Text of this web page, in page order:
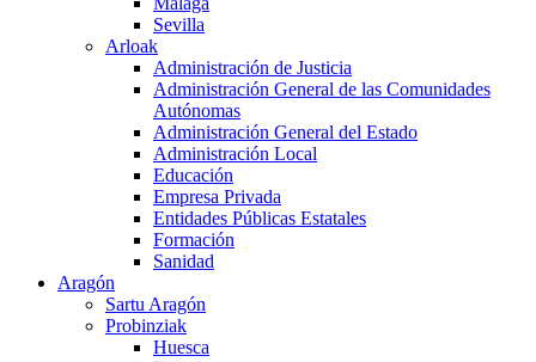
Sevilla
Arloak
Administración de Justicia
Administración General de las Comunidades
Autónomas
Administración General del Estado
Administración Local
Educación
Empresa Privada
Entidades Públicas Estatales
Formación
Sanidad
Aragón
Sartu Aragón
Probinziak
Huesca